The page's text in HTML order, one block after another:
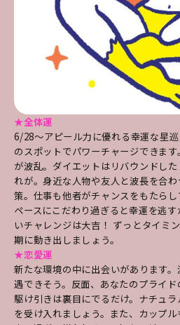
★全体運
6/28～アピール力に優れる幸運な星
のスポットでパワーチャージできま
が波乱。ダイエットはリバウンドし
れが。身近な人物や友人と波長を合
策。仕事も他者がチャンスをもたら
ペースにこだわり過ぎると幸運を逃
いチャレンジは大吉！ ずっとタイミ
期に動き出しましょう。
★恋愛運
新たな環境の中に出会いがあります
遇できそう。反面、あなたのプライド
駆け引きは裏目にでるだけ。ナチュ
を受け入れましょう。また、カップ